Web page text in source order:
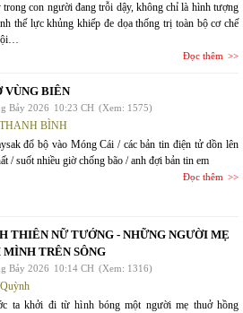
con người đang trỗi dậy, không chỉ là hình tượng
thế lực khủng khiếp đe dọa thống trị toàn bộ cơ chế
Đọc thêm
VÙNG BIÊN
Bảy 2026 10:23 CH (Xem: 1575)
BÌNH
đổ bộ vào Móng Cái / các bản tin điện tử dồn lên
/ suốt nhiều giờ chống bão / anh đợi bản tin em
Đọc thêm
THIÊN NỮ TƯỚNG - NHỮNG NGƯỜI MẸ
TRÊN SÔNG
Bảy 2026 10:14 CH (Xem: 1316)
ta khởi đi từ hình bóng một người mẹ thuở hồng